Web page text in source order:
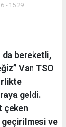
- 15:29
da bereketli,
Van TSO
geldi.
çeken
geçirilmesi ve